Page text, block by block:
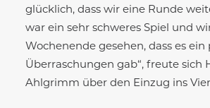
glücklich, dass wir eine Runde
war ein sehr schweres Spiel und
Wochenende gesehen, dass es ein
Überraschungen gab“, freute sich
Ahlgrimm über den Einzug ins